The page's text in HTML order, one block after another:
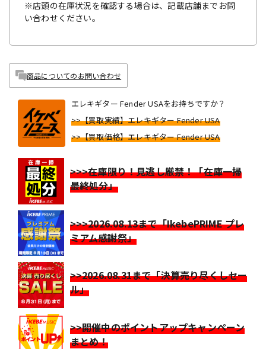
※店頭の在庫状況を確認する場合は、記載店舗までお問
い合わせください。
商品についてのお問い合わせ
エレキギター Fender USAをお持ちですか？
>>【買取実績】エレキギター Fender USA
>>【買取価格】エレキギター Fender USA
>>>在庫限り！見逃し厳禁！「在庫一掃
最終処分」
>>>2026.08.13まで「IkebePRIME プレ
ミアム感謝祭」
>>2026.08.31まで「決算売り尽くしセー
ル」
>>開催中のポイントアップキャンペーン
まとめ！